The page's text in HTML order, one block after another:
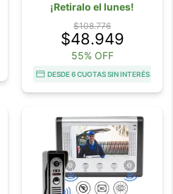
¡Retiralo el lunes!
$108.776
$48.949
55% OFF
DESDE 6 CUOTAS SIN INTERÉS